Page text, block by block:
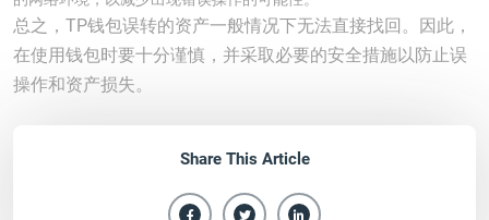
总之，TP钱包误转的资产一般情况下无法直接找回。因此，
在使用钱包时要十分谨慎，并采取必要的安全措施以防止误
操作和资产损失。
Share This Article